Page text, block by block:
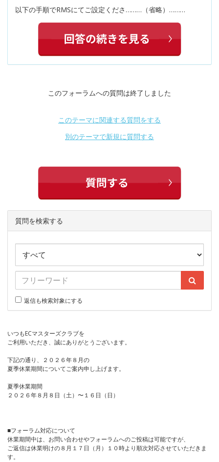
以下の手順でRMSにてご設定くださ………（省略）………
このフォーラムへの質問は終了しました
このテーマに関連する質問をする
別のテーマで新規に質問する
質問を検索する
返信も検索対象にする
いつもECマスターズクラブを
ご利用いただき、誠にありがとうございます。
下記の通り、２０２６年８月の
夏季休業期間についてご案内申し上げます。
夏季休業期間
２０２６年８月８日（土）〜１６日（日）
■フォーラム対応について
休業期間中は、お問い合わせやフォーラムへのご投稿は可能ですが、
ご返信は休業明けの８月１７日（月）１０時より順次対応させていただきま
す。